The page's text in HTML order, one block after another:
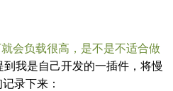
会负载很高，是不是不适合做
到我是自己开发的一插件，将慢
录下来：